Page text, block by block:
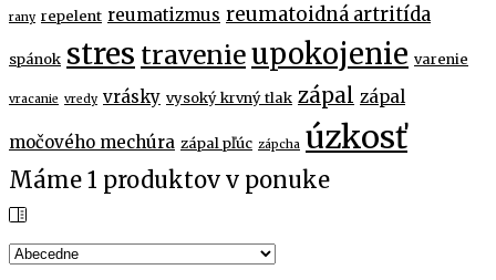
rany repelent reumatizmus reumatoidná artritída
spánok stres travenieupokojenie varenie
vracanie vredy vrásky vysoký krvný tlak zápal zápal
močového mechúra zápal pľúc zápcha úzkosť
Máme 1 produktov v ponuke